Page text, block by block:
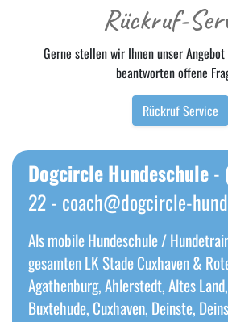
Rückruf-
Gerne stellen wir Ihnen unser
beantworten offene
Rückruf Service
Dogcircle Hundeschule-
22 - coach@dogcircle-
Als mobile Hundeschule /
gesamten LK Stade Cuxhaven &
Agathenburg, Ahlerstedt, Altes
Buxtehude, Cuxhaven, Deinste,